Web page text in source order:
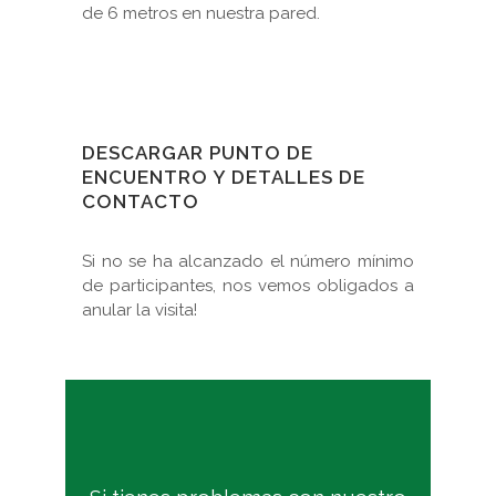
de 6 metros en nuestra pared.
DESCARGAR PUNTO DE
ENCUENTRO Y DETALLES DE
CONTACTO
Si no se ha alcanzado el número mínimo
de participantes, nos vemos obligados a
anular la visita!